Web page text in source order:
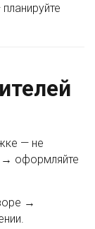
— не
→ оформляйте
→